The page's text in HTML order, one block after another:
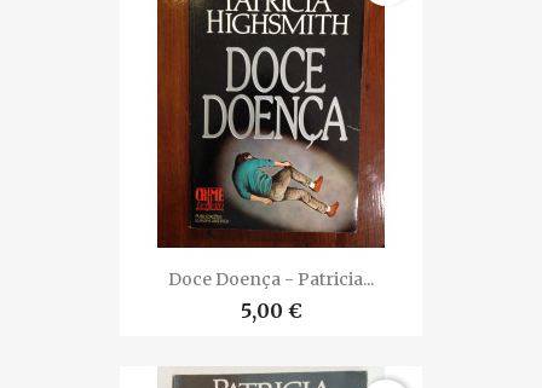
Doce Doença - Patricia...
5,00 €